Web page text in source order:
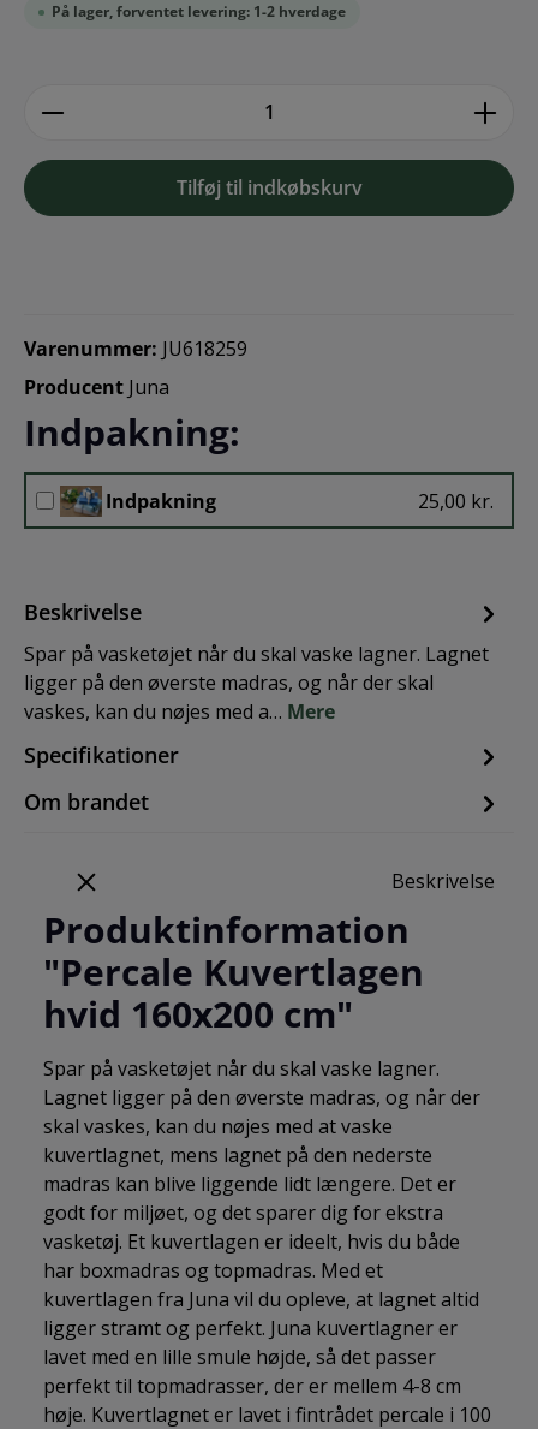
På lager, forventet levering: 1-2 hverdage
Tilføj til indkøbskurv
Varenummer: JU618259
Producent Juna
Indpakning:
Indpakning 25,00 kr.
Beskrivelse
Spar på vasketøjet når du skal vaske lagner. Lagnet
ligger på den øverste madras, og når der skal
vaskes, kan du nøjes med a… Mere
Specifikationer
Om brandet
Beskrivelse
Produktinformation
"Percale Kuvertlagen
hvid 160x200 cm"
Spar på vasketøjet når du skal vaske lagner.
Lagnet ligger på den øverste madras, og når der
skal vaskes, kan du nøjes med at vaske
kuvertlagnet, mens lagnet på den nederste
madras kan blive liggende lidt længere. Det er
godt for miljøet, og det sparer dig for ekstra
vasketøj. Et kuvertlagen er ideelt, hvis du både
har boxmadras og topmadras. Med et
kuvertlagen fra Juna vil du opleve, at lagnet altid
ligger stramt og perfekt. Juna kuvertlagner er
lavet med en lille smule højde, så det passer
perfekt til topmadrasser, der er mellem 4-8 cm
høje. Kuvertlagnet er lavet i fintrådet percale i 100